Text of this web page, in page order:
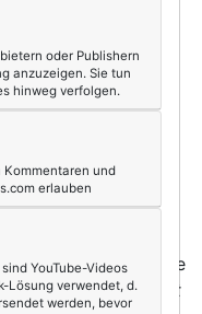
dagegen
verabredet: Es ist
ich schon seit
ist keine
USA – für mich
der Worst Case
bessere Alternative
im Spiegel:
Erst
oder Publishern
anzuzeigen. Sie tun
hinweg verfolgen.
und
erlauben
YouTube-Videos
Lösung verwendet, d.
werden, bevor